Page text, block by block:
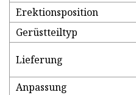
Erektionsposition
Gerüstteiltyp
Lieferung
Anpassung